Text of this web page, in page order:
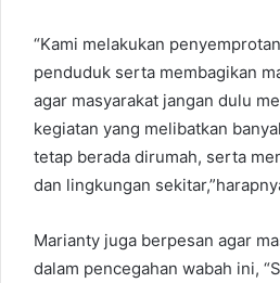
“Kami melakukan
penduduk serta membagikan
agar masyarakat jangan dulu
kegiatan yang melibatkan
tetap berada dirumah, serta
dan lingkungan
Marianty juga berpesan agar
dalam pencegahan wabah ini,